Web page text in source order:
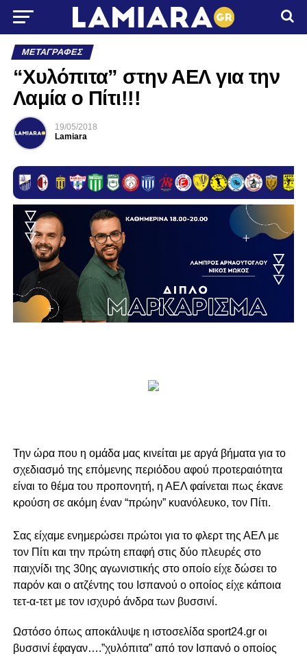
ΜΕΤΑΓΡΑΦΈΣ
“Χυλόπιτα” στην ΑΕΛ για την
Λαμία ο Πίτι!!!
19/05/2018
Lamiara
Την ώρα που η ομάδα μας κινείται με αργά βήματα για το
σχεδιασμό της επόμενης περιόδου αφού προτεραιότητα
είναι το θέμα του προπονητή, η ΑΕΛ φαίνεται πως έκανε
κρούση σε ακόμη έναν “πρώην” κυανόλευκο, τον Πίτι.
Σας είχαμε ενημερώσει πρώτοι για το φλερτ της ΑΕΛ με
τον Πίτι και την πρώτη επαφή στις δύο πλευρές στο
παιχνίδι της 30ης αγωνιστικής στο οποίο είχε δώσει το
παρόν και ο ατζέντης του Ισπανού ο οποίος είχε κάποια
τετ-α-τετ με τον ισχυρό άνδρα των βυσσινί.
Ωστόσο όπως αποκάλυψε η ιστοσελίδα sport24.gr oι
βυσσινί έφαγαν….”χυλόπιτα” από τον Ισπανό ο οποίος